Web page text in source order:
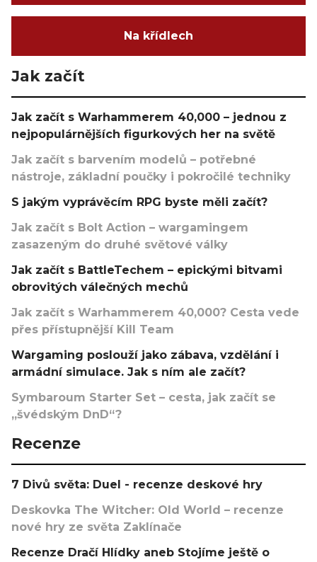
Na křídlech
Jak začít
Jak začít s Warhammerem 40,000 – jednou z
nejpopulárnějších figurkových her na světě
Jak začít s barvením modelů – potřebné
nástroje, základní poučky i pokročilé techniky
S jakým vyprávěcím RPG byste měli začít?
Jak začít s Bolt Action – wargamingem
zasazeným do druhé světové války
Jak začít s BattleTechem – epickými bitvami
obrovitých válečných mechů
Jak začít s Warhammerem 40,000? Cesta vede
přes přístupnější Kill Team
Wargaming poslouží jako zábava, vzdělání i
armádní simulace. Jak s ním ale začít?
Symbaroum Starter Set – cesta, jak začít se
„švédským DnD“?
Recenze
7 Divů světa: Duel - recenze deskové hry
Deskovka The Witcher: Old World – recenze
nové hry ze světa Zaklínače
Recenze Dračí Hlídky aneb Stojíme ještě o